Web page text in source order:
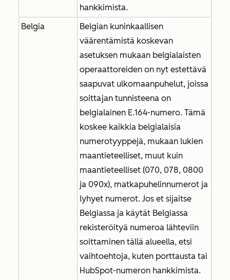
hankkimista.
Belgia
Belgian kuninkaallisen
väärentämistä koskevan
asetuksen mukaan belgialaisten
operaattoreiden on nyt estettävä
saapuvat ulkomaanpuhelut, joissa
soittajan tunnisteena on
belgialainen E.164-numero. Tämä
koskee kaikkia belgialaisia
numerotyyppejä, mukaan lukien
maantieteelliset, muut kuin
maantieteelliset (070, 078, 0800
ja 090x), matkapuhelinnumerot ja
lyhyet numerot. Jos et sijaitse
Belgiassa ja käytät Belgiassa
rekisteröityä numeroa lähteviin
soittaminen tällä alueella, etsi
vaihtoehtoja, kuten porttausta tai
HubSpot-numeron hankkimista.